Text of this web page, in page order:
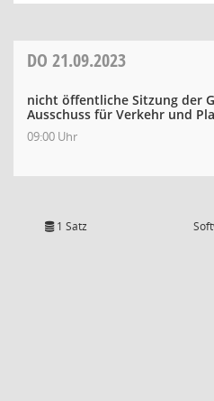
DO 21.09.2023
nicht öffentliche Sitzung der
Ausschuss für Verkehr und
09:00 Uhr
1 Satz